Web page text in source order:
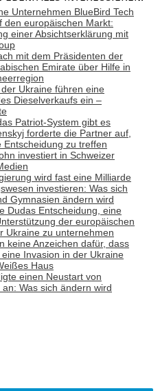
Unternehmen BlueBird Tech
den europäischen Markt:
einer Absichtserklärung mit
mit dem Präsidenten der
Emirate über Hilfe in
Ukraine führen eine
Dieselverkaufs ein –
Patriot-System gibt es
forderte die Partner auf,
Entscheidung zu treffen
investiert in Schweizer
wird fast eine Milliarde
investieren: Was sich
Gymnasien ändern wird
Dudas Entscheidung, eine
der europäischen
Ukraine zu unternehmen
keine Anzeichen dafür, dass
Invasion in der Ukraine
Haus
einen Neustart von
an: Was sich ändern wird